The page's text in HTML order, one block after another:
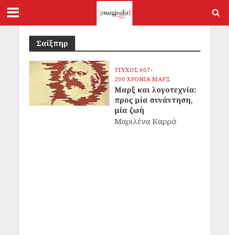
Σαίξπηρ
ΤΕΥΧΟΣ #07•
200 ΧΡΟΝΙΑ ΜΑΡΞ
Μαρξ και λογοτεχνία:
προς μία συνάντηση,
μία ζωή
Μαριλένα Καρρά